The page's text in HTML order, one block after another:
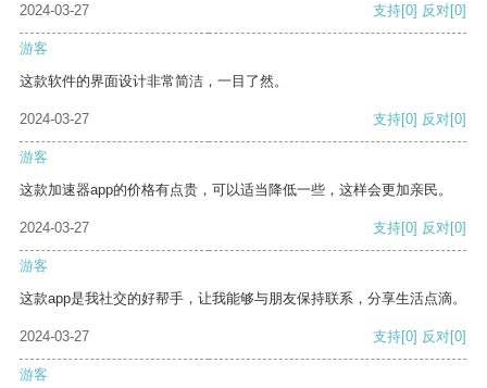
2024-03-27 支持[0] 反对[0]
游客
这款软件的界面设计非常简洁，一目了然。
2024-03-27 支持[0] 反对[0]
游客
这款加速器app的价格有点贵，可以适当降低一些，这样会更加亲民。
2024-03-27 支持[0] 反对[0]
游客
这款app是我社交的好帮手，让我能够与朋友保持联系，分享生活点滴。
2024-03-27 支持[0] 反对[0]
游客